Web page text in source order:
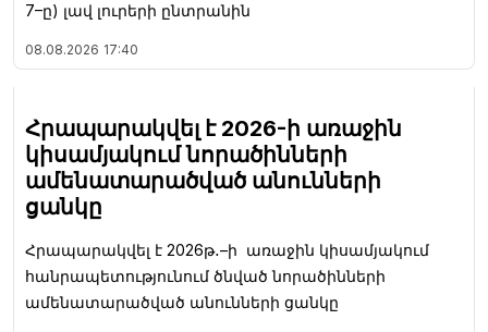
7–ը) լավ լուրերի ընտրանին
08.08.2026 17:40
Հրապարակվել է 2026-ի առաջին
կիսամյակում նորածինների
ամենատարածված անունների
ցանկը
Հրապարակվել է 2026թ․–ի առաջին կիսամյակում
հանրապետությունում ծնված նորածինների
ամենատարածված անունների ցանկը